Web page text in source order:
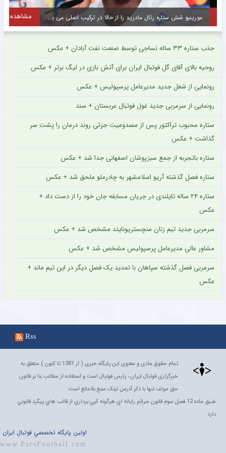
مورینیو شش ستاره رئال مادرید را از حالا در ترکیب اصلی می بیند مشاهده
جذب ستاره ۳۳ ساله نساجی توسط صنعت نفت آبادان + عکس
روحیه بالای آقای گل فوتبال ایران برای آتش بازی در لیگ برتر + عکس
رونمایی از شغل جدید مدیرعامل پرسپولیس + عکس
رونمایی از سرمربی جدید غول فوتبال عربستان + سند
ستاره محبوب تراکتور پس از مصدومیت جزئی روند درمان را پشت سر
گذاشت + عکس
ستاره باتجربه از جمع سبزپوشان اصفهانی جدا شد + عکس
ستاره فصل گذشته آریو اسلامشهر به چادرملو ملحق شد + عکس
ستاره ۲۴ ساله تایلندی در جریان مسابقه جان خود را از دست داد +
عکس
سرمربی جدید تیم زنان منچستریونایتد مشخص شد + عکس
مشاور عالی مدیرعامل پرسپولیس مشخص شد + عکس
سرمربی فصل گذشته سپاهان با تمدید یک فصل دیگر در این تیم ماند +
عکس
Rss
تمام حقوق مادی و معنوی این پایگاه خبری ( از 1381 تا کنون ) متعلق به
خبرگزاری فوتبال ایران ، پارس فوتبال است و استفاده از مطالب بنا بر قانون
حق مولف تنها با ذکر آدرس لینک منبع بلامانع است.
طـبق ماده 12 فصل سوم قانون جرائم رايانه اي هرگونه کپي برداري از قالب هاي پيگرد قانوني
دارد
اولين پايگاه تخصصي فوتبال ايران
www.ParsFootball.com